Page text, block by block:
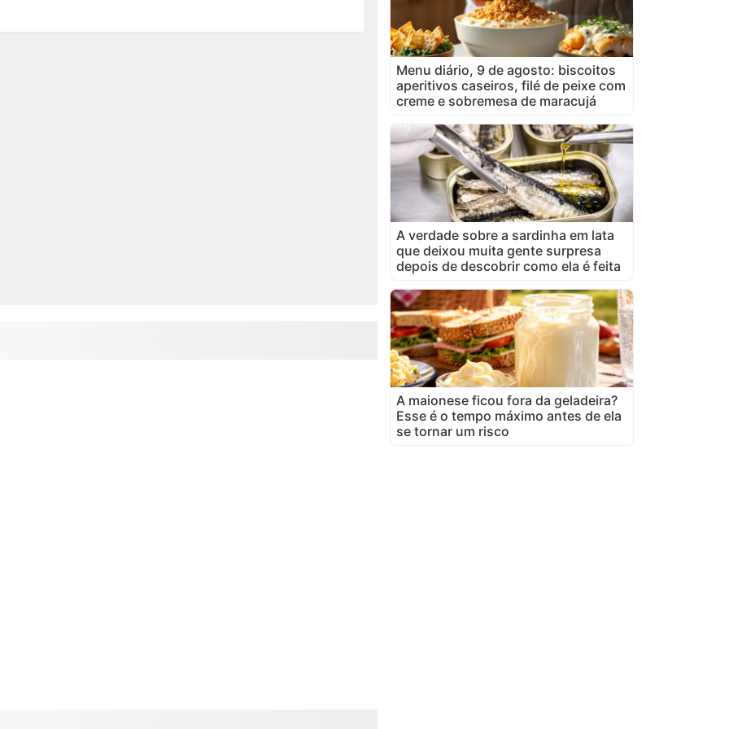
Menu diário, 9 de agosto: biscoitos
aperitivos caseiros, filé de peixe com
creme e sobremesa de maracujá
A verdade sobre a sardinha em lata
que deixou muita gente surpresa
depois de descobrir como ela é feita
A maionese ficou fora da geladeira?
Esse é o tempo máximo antes de ela
se tornar um risco